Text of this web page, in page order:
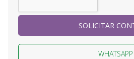
SOLICITAR
WHATSAPP